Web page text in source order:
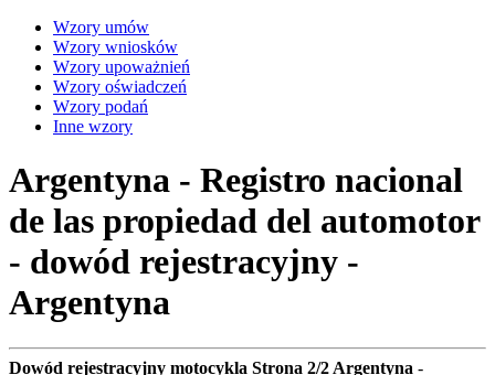
Wzory umów
Wzory wniosków
Wzory upoważnień
Wzory oświadczeń
Wzory podań
Inne wzory
Argentyna - Registro nacional
de las propiedad del automotor
- dowód rejestracyjny -
Argentyna
Dowód rejestracyjny motocykla Strona 2/2 Argentyna -